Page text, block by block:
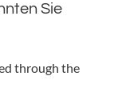
Sie
through the